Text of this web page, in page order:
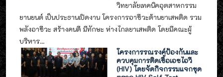
วิทยาลัยเทคนิคอุตสาหกรรม
ยานยนต์ เป็นประธานเปิดงาน โครงการอาชีวะต้านยาเสพติด รวม
พลังอาชีวะ สร้างคนดี มีทักษะ ห่างไกลยาเสพติด โดยมีคณะผู้
บริหาร...
โครงการรณรงค์ป้องกันและ
ควบคุมการติดเชื้อเอชไอวี
(HIV) โดยจัดกิจกรรมแจกชุด